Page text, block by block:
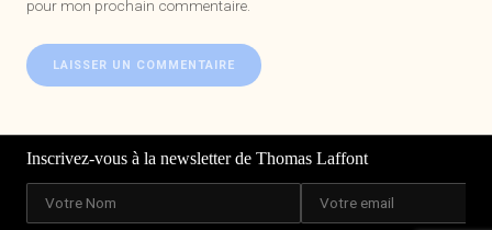
pour mon prochain commentaire.
Inscrivez-vous à la newsletter de Thomas Laffont